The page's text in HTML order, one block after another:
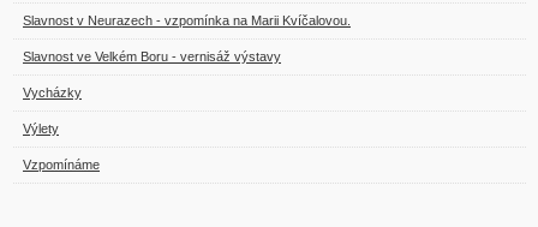
Slavnost v Neurazech - vzpomínka na Marii Kvíčalovou.
Slavnost ve Velkém Boru - vernisáž výstavy
Vycházky
Výlety
Vzpomínáme